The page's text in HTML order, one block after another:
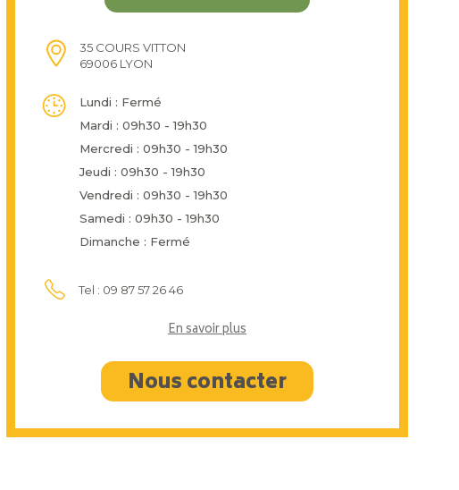
35 COURS VITTON
69006 LYON
Lundi : Fermé
Mardi : 09h30 - 19h30
Mercredi : 09h30 - 19h30
Jeudi : 09h30 - 19h30
Vendredi : 09h30 - 19h30
Samedi : 09h30 - 19h30
Dimanche : Fermé
Tel : 09 87 57 26 46
En savoir plus
Nous contacter